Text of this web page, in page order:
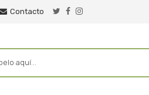
Contacto